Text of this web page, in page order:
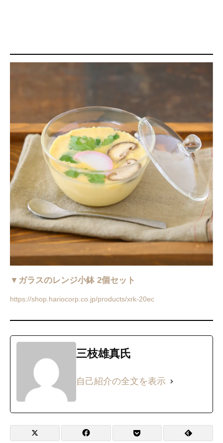
▼ガラスのレンジ小鉢 2個セット
https://shop.hariocorp.co.jp/products/xrk-20ec
三枝雄真氏
自己紹介の全文を表示